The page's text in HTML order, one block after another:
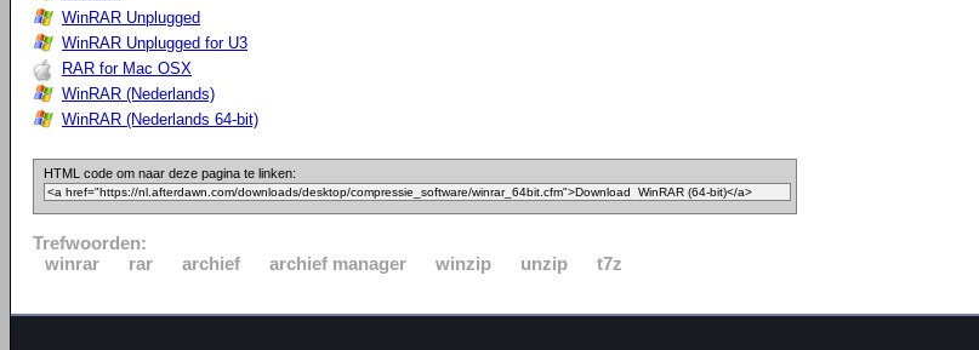
WinRAR Unplugged
WinRAR Unplugged for U3
RAR for Mac OSX
WinRAR (Nederlands)
WinRAR (Nederlands 64-bit)
HTML code om naar deze pagina te linken:
Trefwoorden:
winrar
rar archief archief manager winzip unzip t7z